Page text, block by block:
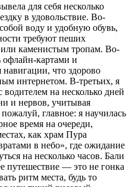
для себя несколько
в удовольствие. Во-
воду и удобную обувь,
требуют пеших
или каменистым тропам. Во-
офлайн-картами и
что здорово
интернетом. В-третьих, я
на несколько дней
и нервов, учитывая
главное: я научилась
время на очереди,
как храм Пура
в небо», где ожидание
на несколько часов. Бали
путешествие — это не гонка
ритм места, будь то